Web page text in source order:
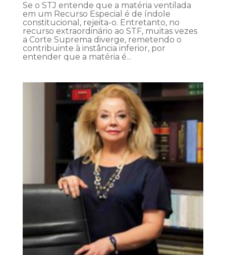
Se o STJ entende que a matéria ventilada
em um Recurso Especial é de índole
constitucional, rejeita-o. Entretanto, no
recurso extraordinário ao STF, muitas vezes
a Corte Suprema diverge, remetendo o
contribuinte à instância inferior, por
entender que a matéria é...